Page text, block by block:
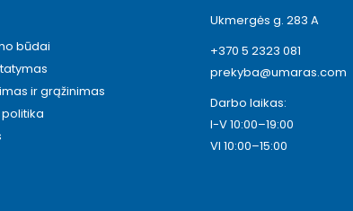
būdai
ir grąžinimas
Ukmergės g. 283 A
+370 5 2323 081
prekyba@umaras.com
Darbo laikas:
I-V 10:00–19:00
VI 10:00–15:00